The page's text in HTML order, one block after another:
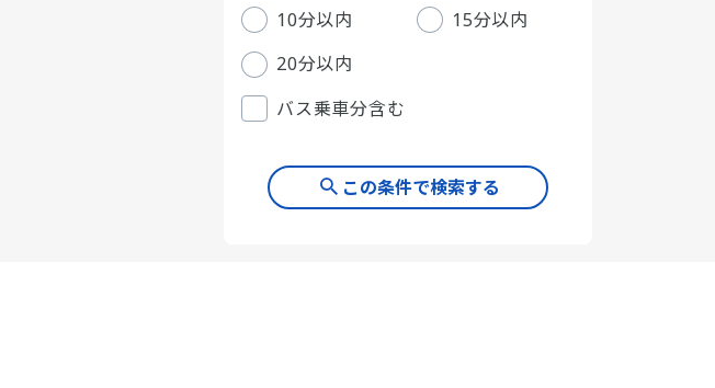
10分以内
15分以内
20分以内
バス乗車分含む
この条件で検索する